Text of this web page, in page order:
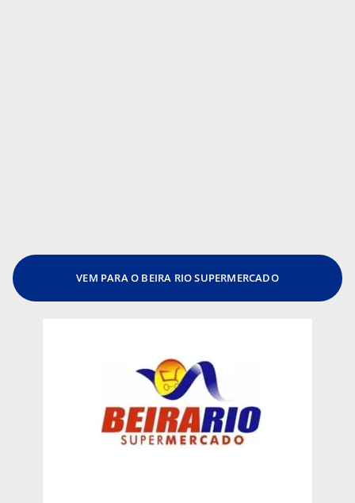
VEM PARA O BEIRA RIO SUPERMERCADO